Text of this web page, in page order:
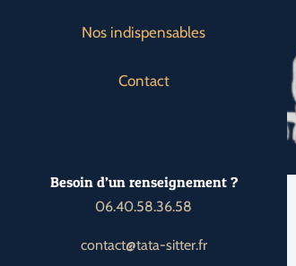
Nos indispensables
Contact
Besoin d’un renseignement ?
06.40.58.36.58
contact@tata-sitter.fr